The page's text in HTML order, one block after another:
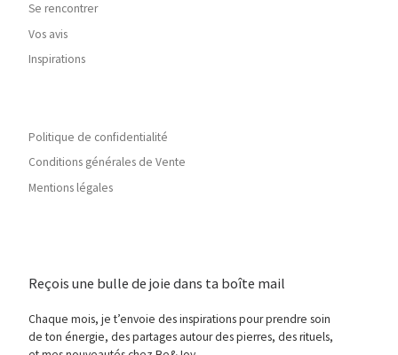
Se rencontrer
Vos avis
Inspirations
Politique de confidentialité
Conditions générales de Vente
Mentions légales
Reçois une bulle de joie dans ta boîte mail
Chaque mois, je t’envoie des inspirations pour prendre soin
de ton énergie, des partages autour des pierres, des rituels,